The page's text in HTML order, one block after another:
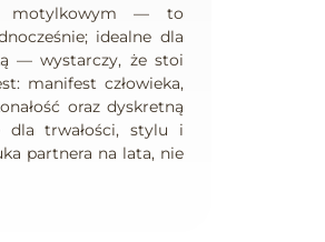
motylkowym — to
idealne dla
— wystarczy, że stoi
manifest człowieka,
oraz dyskretną
trwałości, stylu i
partnera na lata, nie